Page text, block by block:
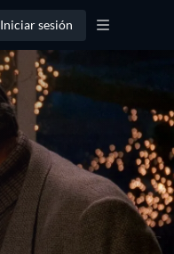
Iniciar sesión